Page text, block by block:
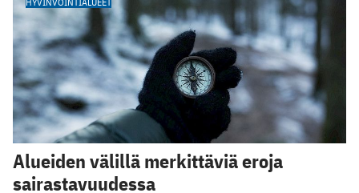
Alueiden välillä merkittäviä eroja
sairastavuudessa